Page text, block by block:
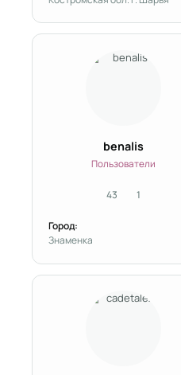
benalis
Пользователи
43сообщения
1Репутация
Город:
Знаменка